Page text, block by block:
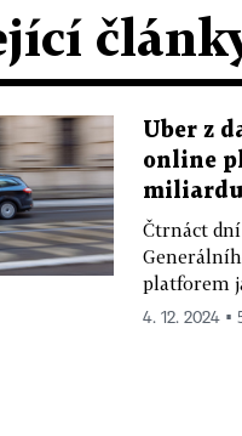
Uber z
online
Čtrnáct
platforem
4. 12. 2024 ▪